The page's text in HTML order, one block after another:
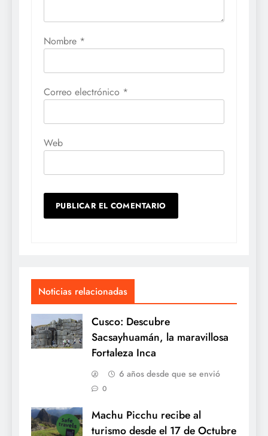
Nombre *
Correo electrónico *
Web
Noticias relacionadas
Cusco: Descubre
Sacsayhuamán, la maravillosa
Fortaleza Inca
6 años desde que se envió
0
Machu Picchu recibe al
turismo desde el 17 de Octubre